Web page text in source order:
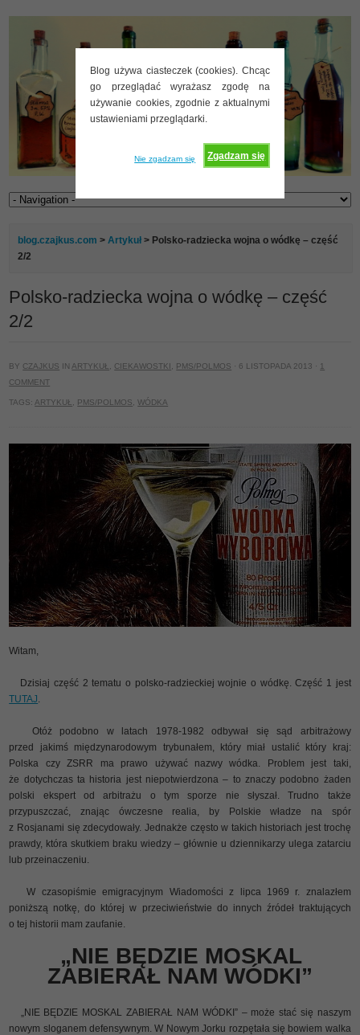
Blog używa ciasteczek (cookies). Chcąc
go przeglądać wyrażasz zgodę na
używanie cookies, zgodnie z aktualnymi
ustawieniami przeglądarki.
Zgadzam się
Nie zgadzam się
blog.czajkus.com > Artykuł > Polsko-radziecka wojna o wódkę – część
2/2
Polsko-radziecka wojna o wódkę – część
2/2
BY CZAJKUS IN ARTYKUŁ CIEKAWOSTKI PMS/POLMOS · 6 LISTOPADA 2013 · 1
COMMENT
TAGS: ARTYKUŁ PMS/POLMOS ,WÓDKA
Witam,
Dzisiaj część 2 tematu o polsko-radzieckiej wojnie o wódkę. Część 1 jest
TUTAJ
Otóż podobno w latach 1978-1982 odbywał się sąd arbitrażowy
przed jakimś międzynarodowym trybunałem, który miał ustalić który kraj:
Polska czy ZSRR ma prawo używać nazwy wódka. Problem jest taki,
że dotychczas ta historia jest niepotwierdzona – to znaczy podobno żaden
polski ekspert od arbitrażu o tym sporze nie słyszał. Trudno także
przypuszczać, znając ówczesne realia, by Polskie władze na spór
z Rosjanami się zdecydowały. Jednakże często w takich historiach jest trochę
prawdy, która skutkiem braku wiedzy – głównie u dziennikarzy ulega zatarciu
lub przeinaczeniu.
W czasopiśmie emigracyjnym Wiadomości z lipca 1969 r. znalazłem
poniższą notkę, do której w przeciwieństwie do innych źródeł traktujących
o tej historii mam zaufanie.
„NIE BĘDZIE MOSKAL
ZABIERAŁ NAM WÓDKI”
„NIE BĘDZIE MOSKAL ZABIERAŁ NAM WÓDKI” – może stać się naszym
nowym sloganem defensywnym. W Nowym Jorku rozpętała się bowiem walka